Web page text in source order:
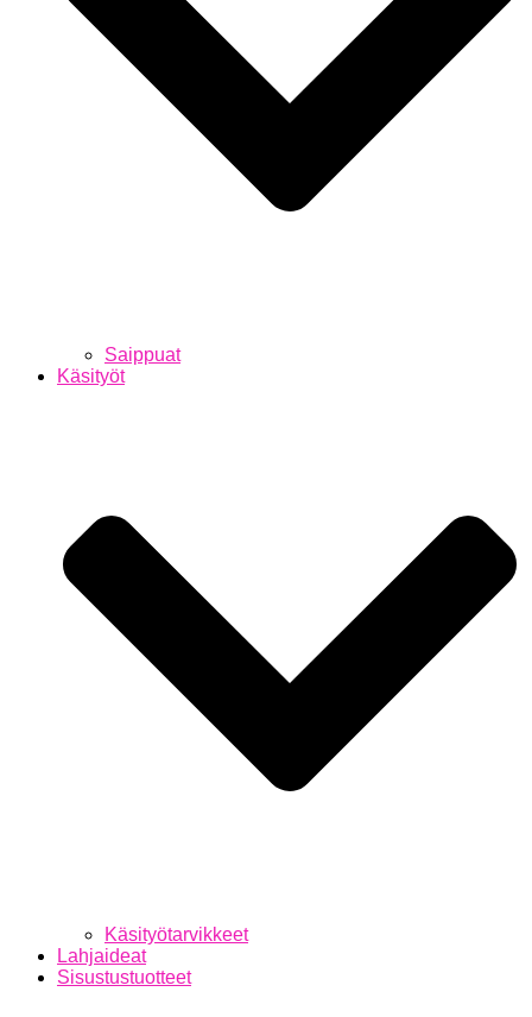
Saippuat
Käsityöt
Käsityötarvikkeet
Lahjaideat
Sisustustuotteet